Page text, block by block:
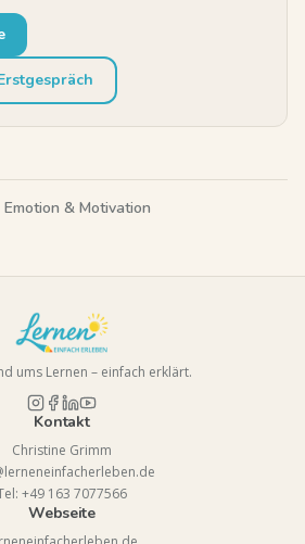
Emotion & Motivation
ums Lernen – einfach erklärt.
Kontakt
Christine Grimm
+49 163 7077566
Webseite